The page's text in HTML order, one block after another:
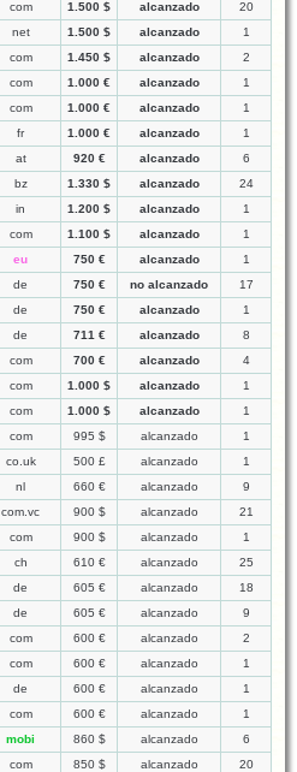
com 1.500 $ alcanzado
20
net 1.500 $ alcanzado
1
com 1.450 $ alcanzado
2
com 1.000 € alcanzado
1
com 1.000 € alcanzado
1
fr 1.000 € alcanzado
1
at 920 € alcanzado
6
bz 1.330 $ alcanzado
24
in 1.200 $ alcanzado
1
com 1.100 $ alcanzado
1
eu 750 € alcanzado
1
de 750 € no alcanzado
17
de 750 € alcanzado
1
de 711 € alcanzado
8
com 700 € alcanzado
4
com 1.000 $ alcanzado
1
com 1.000 $ alcanzado
1
com 995 $ alcanzado
1
co.uk 500 £ alcanzado
1
nl 660 € alcanzado
9
com.vc 900 $ alcanzado
21
com 900 $ alcanzado
1
ch 610 € alcanzado
25
de 605 € alcanzado
18
de 605 € alcanzado
9
com 600 € alcanzado
2
com 600 € alcanzado
1
de 600 € alcanzado
1
com 600 € alcanzado
1
mobi 860 $ alcanzado
6
com 850 $ alcanzado
20